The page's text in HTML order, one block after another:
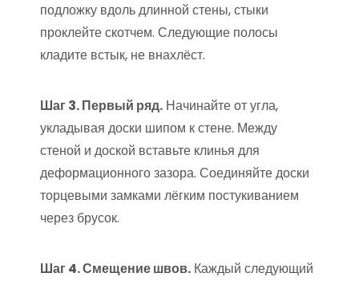
подложку вдоль длинной стены, стыки
проклейте скотчем. Следующие полосы
кладите встык, не внахлёст.
Шаг 3. Первый ряд. Начинайте от угла,
укладывая доски шипом к стене. Между
стеной и доской вставьте клинья для
деформационного зазора. Соединяйте доски
торцевыми замками лёгким постукиванием
через брусок.
Шаг 4. Смещение швов. Каждый следующий